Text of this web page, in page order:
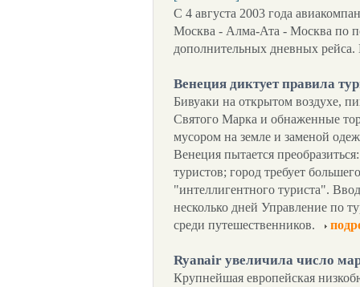
С 4 августа 2003 года
Москва - Алма-Ата - Москва по
дополнительных дневных
Венеция диктует правила
Бивуаки на открытом воздухе,
Святого Марка и обнаженные
мусором на земле и заменой
Венеция пытается
туристов; город требует
"интеллигентного туриста".
несколько дней Управление по
среди путешественников.
Ryanair увеличила число
Крупнейшая европейская